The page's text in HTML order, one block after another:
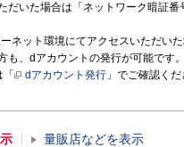
だいた場合は「ネットワーク暗証
ネット環境にてアクセスいただい
も、dアカウントの発行が可能です。
dアカウント発行 」でご確認くだ
量販店などを表示